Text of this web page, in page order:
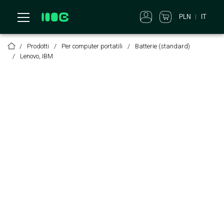
PLN IT
Prodotti Per computer portatili
Batterie (standard)
Lenovo, IBM